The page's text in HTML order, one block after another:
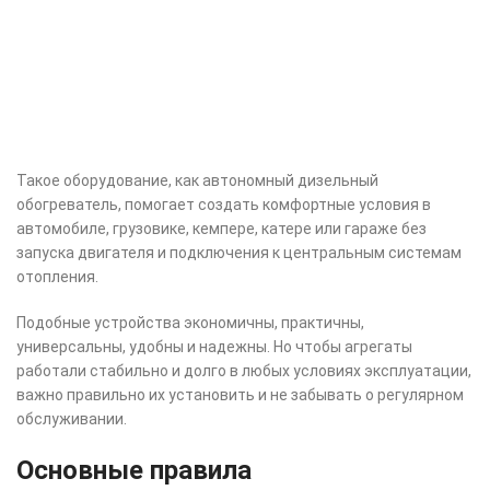
Такое оборудование, как автономный дизельный
обогреватель, помогает создать комфортные условия в
автомобиле, грузовике, кемпере, катере или гараже без
запуска двигателя и подключения к центральным системам
отопления.
Подобные устройства экономичны, практичны,
универсальны, удобны и надежны. Но чтобы агрегаты
работали стабильно и долго в любых условиях эксплуатации,
важно правильно их установить и не забывать о регулярном
обслуживании.
Основные правила